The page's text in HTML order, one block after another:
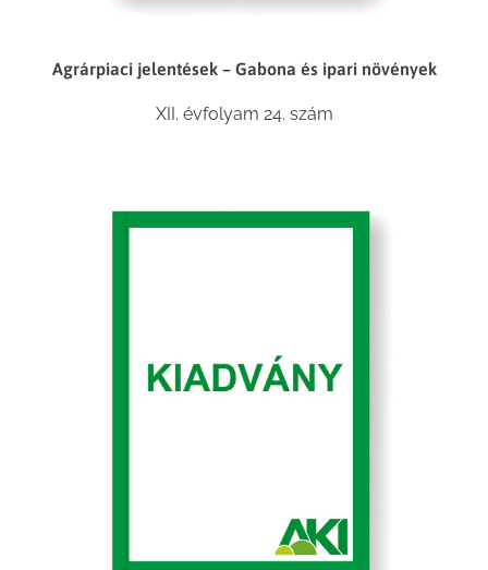
Agrárpiaci jelentések – Gabona és ipari növények
XII. évfolyam 24. szám